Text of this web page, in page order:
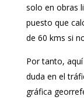
solo en obras
puesto que
de 60 kms si
Por tanto,
duda en el
gráfica